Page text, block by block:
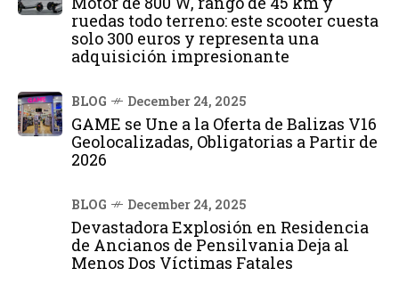
ruedas todo terreno: este scooter cuesta
solo 300 euros y representa una
adquisición impresionante
BLOG December 24, 2025
GAME se Une a la Oferta de Balizas V16
Geolocalizadas, Obligatorias a Partir de
2026
BLOG December 24, 2025
Devastadora Explosión en Residencia
de Ancianos de Pensilvania Deja al
Menos Dos Víctimas Fatales